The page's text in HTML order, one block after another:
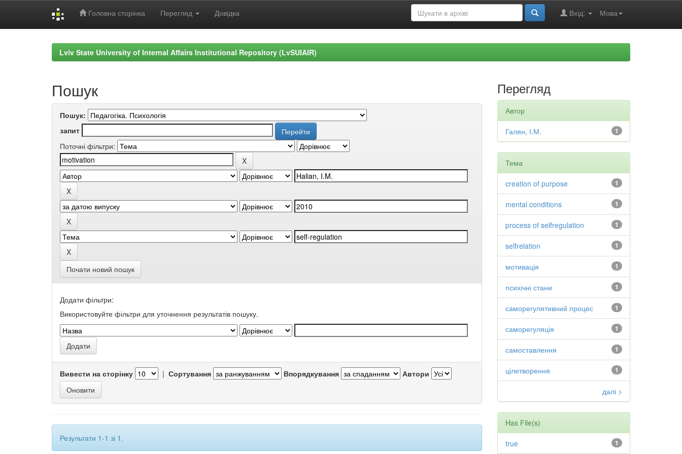
Головна сторінка Перегляд Довідка Мова
Вхід:
Lviv State University of Internal Affairs Institutional Repository (LvSUIAIR)
Пошук
Пошук:
запит
Поточні фільтри:
Почати новий пошук
Додати фільтри:
Використовуйте фільтри для уточнення результатів пошуку.
Вивести на сторінку | Сортування Впорядкування Автори
Результати 1-1 зі 1.
Перегляд
Автор
1
Галян, І.М.
Тема
1
creation of purpose
1
mental conditions
1
process of selfregulation
1
selfrelation
1
мотивація
1
психічні стани
1
саморегулятивний процес
1
саморегуляція
1
самоставлення
1
цілетворення
далі >
Has File(s)
1
true